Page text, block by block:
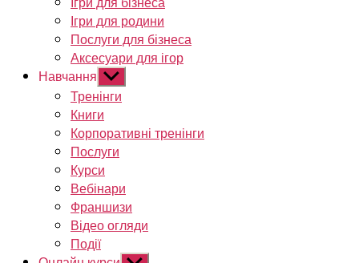
Ігри для родини
Послуги для бізнеса
Аксесуари для ігор
Навчання Показати
підменю
Тренінги
Книги
Корпоративні тренінги
Послуги
Курси
Вебінари
Франшизи
Відео огляди
Події